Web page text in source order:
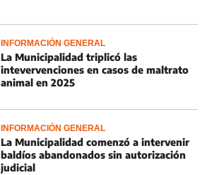
INFORMACIÓN GENERAL
La Municipalidad triplicó las
intevervenciones en casos de maltrato
animal en 2025
INFORMACIÓN GENERAL
La Municipalidad comenzó a intervenir
baldíos abandonados sin autorización
judicial